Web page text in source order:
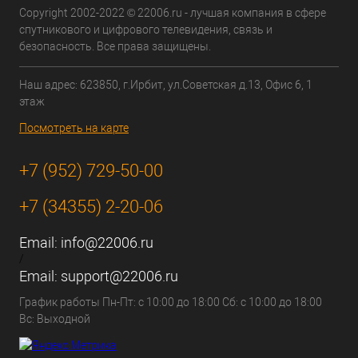
Copyright 2002-2022 © 22006.ru - лучшая компания в сфере
спутникового и цифрового телевидения, связь и
безопасность. Все права защищены.
Наш адрес: 623850, г.Ирбит, ул.Советская д.13, Офис 6, 1
этаж
Посмотреть на карте
+7 (952) 729-50-00
+7 (34355) 2-20-06
Email: info@22006.ru
/
Email: support@22006.ru
График работы Пн-Пт: с 10:00 до 18:00 Сб: с 10:00 до 18:00
Вс: Выходной